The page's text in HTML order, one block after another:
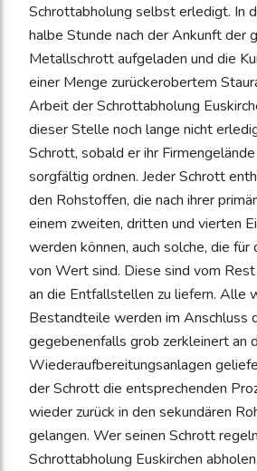
Schrottabholung selbst erledigt. In
halbe Stunde nach der Ankunft der
Metallschrott aufgeladen und die
einer Menge zurückerobertem
Arbeit der Schrottabholung
dieser Stelle noch lange nicht
Schrott, sobald er ihr
sorgfältig ordnen. Jeder Schrott
den Rohstoffen, die nach ihrer
einem zweiten, dritten und vierten
werden können, auch solche, die für
von Wert sind. Diese sind vom Rest
an die Entfallstellen zu liefern. Alle
Bestandteile werden im Anschluss
gegebenenfalls grob zerkleinert an
Wiederaufbereitungsanlagen
der Schrott die entsprechenden
wieder zurück in den sekundären
gelangen. Wer seinen Schrott
Schrottabholung Euskirchen